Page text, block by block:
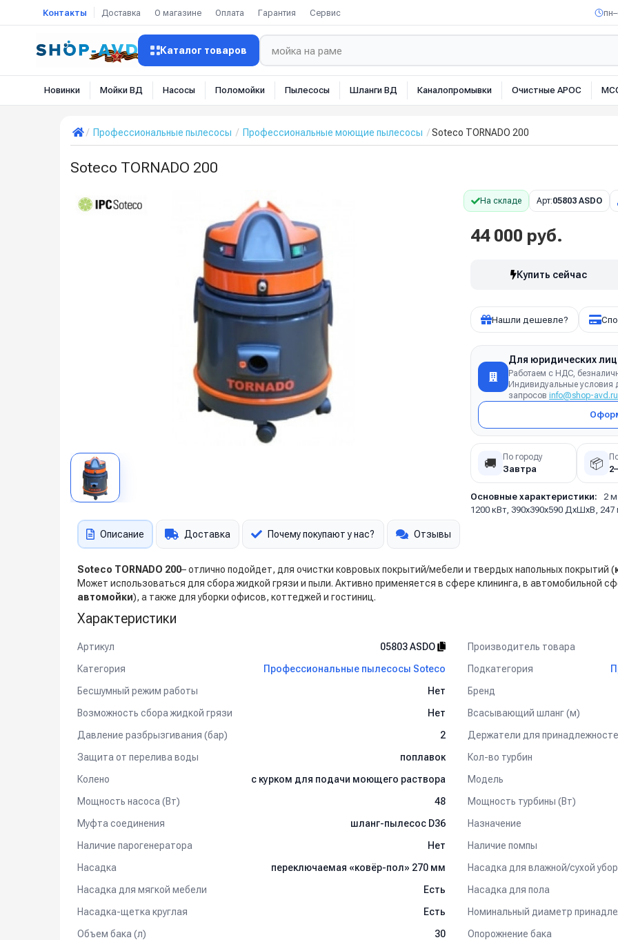
Контакты Доставка О магазине Оплата Гарантия Сервис
Каталог товаров
Новинки Мойки ВД Насосы Поломойки Пылесосы Шланги ВД Каналопромывки Очистные АРОС
Профессиональные пылесосы Профессиональные моющие пылесосы Soteco TORNADO 200
Soteco TORNADO 200
На складе Арт:05803 ASDO
44 000 руб.
Купить сейчас
Нашли дешевле?
Для юридических лиц
Работаем с НДС,
Индивидуальные условия
запросов info@shop-avd.ru
🚚 По городу
Завтра 📦
Основные характеристики:
2
1200 кВт, 390х390х590 ДхШхВ,
Описание Доставка Почему покупают у нас? Отзывы
Soteco TORNADO 200– отлично подойдет, для очистки ковровых покрытий/мебели и твердых напольных покрытий (
Может использоваться для сбора жидкой грязи и пыли. Активно применяется в сфере клининга, в автомобильной
автомойки), а также для уборки офисов, коттеджей и гостиниц.
Характеристики
Артикул 05803 ASDO Производитель товара
Категория
Профессиональные пылесосы Soteco Подкатегория
Бесшумный режим работы
Нет Бренд
Возможность сбора жидкой грязи
Нет Всасывающий шланг (м)
Давление разбрызгивания (бар)
2 Держатели для
Защита от перелива воды
поплавок Кол-во турбин
Колено
с курком для подачи моющего раствора Модель
Мощность насоса (Вт)
48 Мощность турбины (Вт)
Муфта соединения
шланг-пылесос D36 Назначение
Наличие парогенератора
Нет Наличие помпы
Насадка
переключаемая «ковёр-пол» 270 мм Насадка для влажной/сухой
Насадка для мягкой мебели
Есть Насадка для пола
Насадка-щетка круглая
Есть Номинальный диаметр
Объем бака (л)
30 Опорожнение бака